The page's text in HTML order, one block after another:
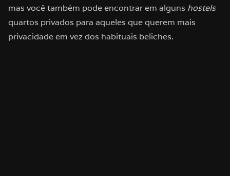
mas você também pode encontrar em alguns hostels
quartos privados para aqueles que querem mais
privacidade em vez dos habituais beliches.